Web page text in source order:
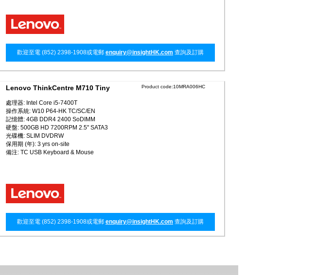
歡迎至電 (852) 2398-1908或電郵 enquiry@insightHK.com 查詢及訂購
Lenovo ThinkCentre M710 Tiny Product code:10MRA006HC
處理器: Intel Core i5-7400T
操作系統: W10 P64-HK TC/SC/EN
記憶體: 4GB DDR4 2400 SoDIMM
硬盤: 500GB HD 7200RPM 2.5" SATA3
光碟機: SLIM DVDRW
保用期 (年): 3 yrs on-site
備注: TC USB Keyboard & Mouse
歡迎至電 (852) 2398-1908或電郵 enquiry@insightHK.com 查詢及訂購